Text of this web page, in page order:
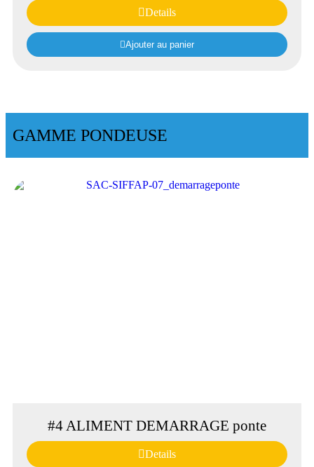
Details
Ajouter au panier
GAMME PONDEUSE
#4 ALIMENT DEMARRAGE ponte
Details